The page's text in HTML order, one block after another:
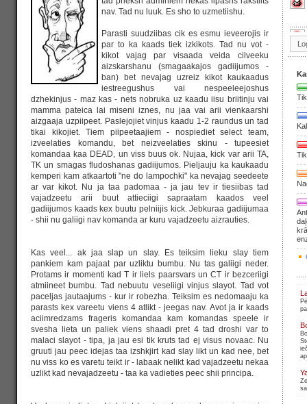
nav. Tad nu luuk. Es sho to uzmetiishu.
Parasti suudziibas cik es esmu ieveerojis ir
par to ka kaads tiek izkikots. Tad nu vot -
kikot vajag par visaada veida cilveeku
aizskarshanu (smagaakajos gadiijumos -
ban) bet nevajag uzreiz kikot kaukaadus
iestreegushus vai nespeeleejoshus
dzhekinjus - maz kas - nets nobruka uz kaadu iisu briitinju vai
mamma pateica lai miseni iznes, nu jaa vai arii vienkaarshi
aizgaaja uzpiipeet. Paslejojiet vinjus kaadu 1-2 raundus un tad
tikai kikojiet. Tiem piipeetaajiem - nospiediet select team,
izveelaties komandu, bet neizveelaties skinu - tupeesiet
komandaa kaa DEAD, un viss buus ok. Nujaa, kick var arii TA,
TK un smagas fludoshanas gadiijumos. Pieljauju ka kaukaadu
kemperi kam atkaartoti "ne do lampochki" ka nevajag seedeete
ar var kikot. Nu ja taa padomaa - ja jau tev ir tiesiibas tad
vajadzeetu arii buut attieciigi sapraatam kaados veel
gadiijumos kaads kex buutu pelniijis kick. Jebkuraa gadiijumaa
- shii nu galiigi nav komanda ar kuru vajadzeetu aizrauties.
Kas veel... ak jaa slap un slay. Es teiksim lieku slay tiem
pankiem kam pajaat par uzliktu bumbu. Nu tas galiigi neder.
Protams ir momenti kad T ir liels paarsvars un CT ir bezceriigi
atmiineet bumbu. Tad nebuutu veseliigi vinjus slayot. Tad vot
paceljas jautaajums - kur ir robezha. Teiksim es nedomaaju ka
parasts kex vareetu viens 4 atlikt - jeegas nav. Avot ja ir kaads
aciimredzams frageris komandaa kam komandas speele ir
svesha lieta un paliek viens shaadi pret 4 tad droshi var to
malaci slayot - tipa, ja jau esi tik kruts tad ej visus novaac. Nu
gruuti jau peec idejas taa izshkjirt kad slay likt un kad nee, bet
nu viss ko es varetu teikt ir - labaak nelikt kad vajadzeetu nekaa
uzlikt kad nevajadzeetu - taa ka vadieties peec shii principa.